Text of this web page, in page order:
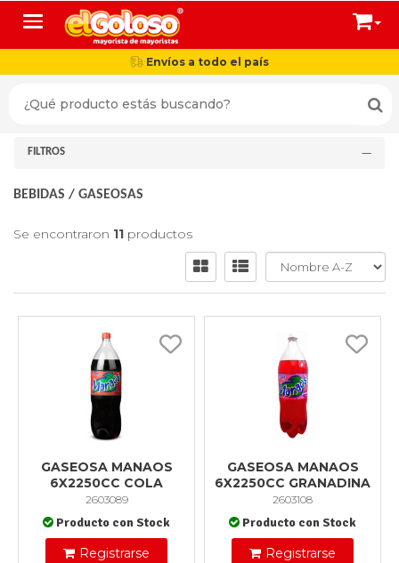
Toggle navigation
Envíos a todo el país
FILTROS
BEBIDAS / GASEOSAS
Se encontraron 11 productos
GASEOSA MANAOS
6X2250CC COLA
2603089
Producto con Stock
Registrarse
GASEOSA MANAOS
6X2250CC GRANADINA
2603108
Producto con Stock
Registrarse